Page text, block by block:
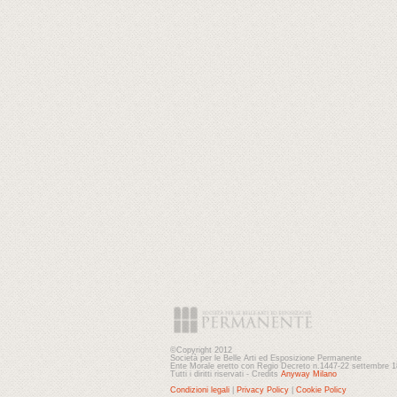
©Copyright 2012
Società per le Belle Arti ed Esposizione Permanente
Ente Morale eretto con Regio Decreto n.1447-22 settembre
Tutti i diritti riservati - Credits Anyway Milano
Condizioni legali
Privacy Policy Cookie Policy